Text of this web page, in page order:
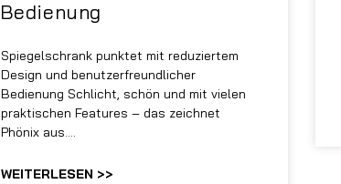
Bedienung
Spiegelschrank punktet mit reduziertem
Design und benutzerfreundlicher
Bedienung Schlicht, schön und mit vielen
praktischen Features – das zeichnet
Phönix aus.…
WEITERLESEN >>